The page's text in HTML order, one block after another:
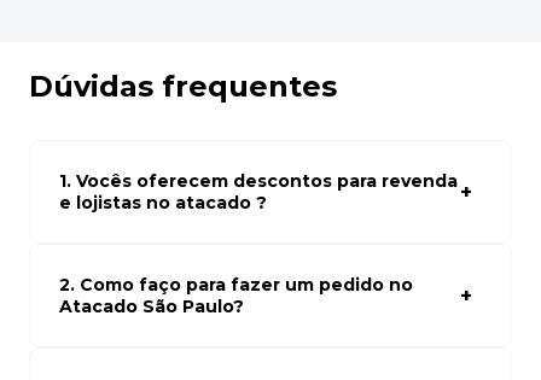
Dúvidas frequentes
1. Vocês oferecem descontos para revenda
e lojistas no atacado ?
atacado empresas e compre com os melhores preços
para seu modelo de negócio
2. Como faço para fazer um pedido no
Atacado São Paulo?